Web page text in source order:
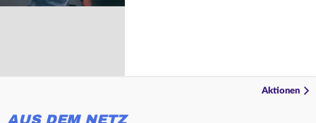
Aktionen